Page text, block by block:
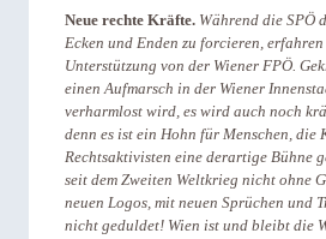
Neue rechte Kräfte. Während die SPÖ
Ecken und Enden zu forcieren,
Unterstützung von der Wiener FPÖ.
einen Aufmarsch in der Wiener
verharmlost wird, es wird auch noch
denn es ist ein Hohn für Menschen, die
Rechtsaktivisten eine derartige Bühne
seit dem Zweiten Weltkrieg nicht ohne
neuen Logos, mit neuen Sprüchen und
nicht geduldet! Wien ist und bleibt die